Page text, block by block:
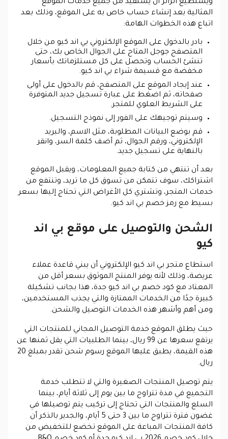
ويستطيع الزائر أن يستفيد من جميع خدمات الموقع
المثالية بعد إنشاء حساب خاص به على الموقع، وذلك بعد
اتباع هذه الخطوات الهامة:
بادر بالدخول على الموقع الإلكتروني بي اند كيو من خلال
المتصفح جوجل المتاح على الجوال الخاص بك، حتى
تنشئ الحساب وتحصل على كل مستلزماتك بأسعار
مخفضة مع قسيمة شراء بي اند كيو.
عند إيجاد الموقع على المتصفح، قم بالدخول على أولى
صفحاته، ثم اضغط على عبارة تسجيل جديد المتوفرة
على الشريط العلوي للمتجر.
وسيتم توجيهك على الفور إلى نموذج التسجيل.
قم بوضع البيانات المطلوبة، مثل الاسم، والبريد
الإلكتروني، ورقم الجوال، ثم أضف كلمة السر، وانقر
بالنهاية على تسجيل جديد.
بعد أن تنتهي من كتابة جميع المعلومات، ويقبل الموقع
اشتراكك، سوف تتمكن من تسوق كل ما تريد، وتنتفع من
خدمات المتجر، وتشتري كل الأغراض التي تحتاج إليها بسعر
بسيط مع رمز خصم بي اند كيو.
الشحن والتوصيل على موقع بي اند
كيو
استطاع متجر بي اند كيو الإلكتروني أن يبني قاعدة عملاء
عريضة، وذلك لأنه يوفر المنتج الموثوق بسعر أقل من
المعتاد مع كود خصم بي اند كيو جدة، هذا بجانب تشكيلة
كبيرة جدًا من الخدمات الممتازة والتي يجذب المستخدمين،
ومن أهم وأشهر هذه الخدمات التوصيل والشحن.
حيث يطلق الموقع خدمة التوصيل المجاني للمنتجات التي
يرتفع سعرها عن 99 ريال، بينما الطلبيات التي يقل ثمنها عن
هذه القيمة، يطبق عليها الموقع رسوم شحن تقدر بمبلغ 20
ريال.
يتم توصيل المنتجات الصغيرة والتي لا تتطلب خدمة
التجميع في مدة تتراوح ما بين يوم إلى ثلاثة أيام، بينما
السلع والمنتجات التي تحتاج إلى تركيب يتم توصيلها في
غضون فترة تتراوح ما بين 3 حتى 5 أيام، والجدير بالذكر أن
كافة المنتجات المباعة على الموقع تخضع للتخفيض من